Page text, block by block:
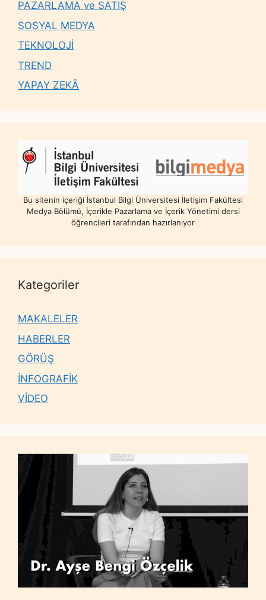
PAZARLAMA ve SATIŞ
SOSYAL MEDYA
TEKNOLOJİ
TREND
YAPAY ZEKÂ
Bu sitenin içeriği İstanbul Bilgi Üniversitesi İletişim Fakültesi
Medya Bölümü, İçerikle Pazarlama ve İçerik Yönetimi dersi
öğrencileri tarafından hazırlanıyor
Kategoriler
MAKALELER
HABERLER
GÖRÜŞ
İNFOGRAFİK
VİDEO